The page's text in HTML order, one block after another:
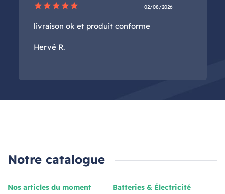
star star star star star 02/08/2026
livraison ok et produit conforme
Hervé R.
Notre catalogue
Nos articles du moment Batteries & Électricité